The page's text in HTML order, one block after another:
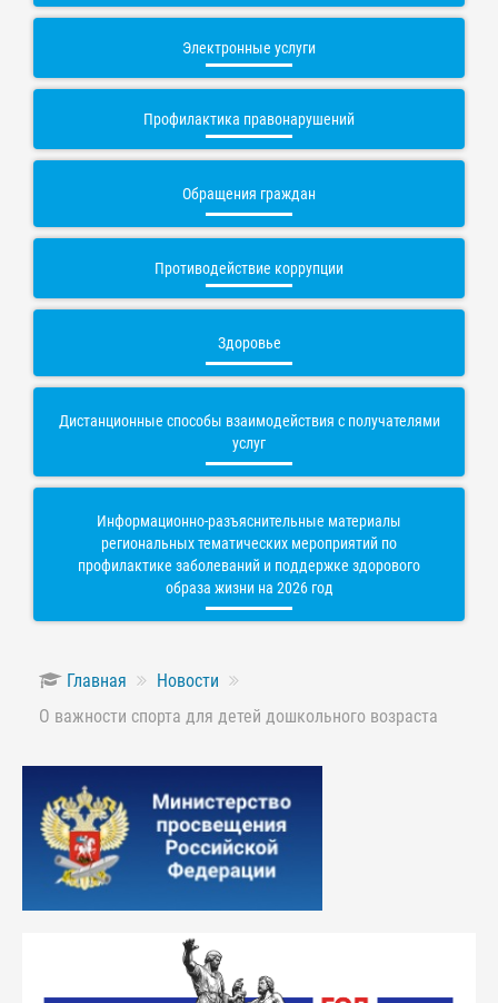
Электронные услуги
Профилактика правонарушений
Обращения граждан
Противодействие коррупции
Здоровье
Дистанционные способы взаимодействия с получателями
услуг
Информационно-разъяснительные материалы
региональных тематических мероприятий по
профилактике заболеваний и поддержке здорового
образа жизни на 2026 год
Главная
Новости
О важности спорта для детей дошкольного возраста